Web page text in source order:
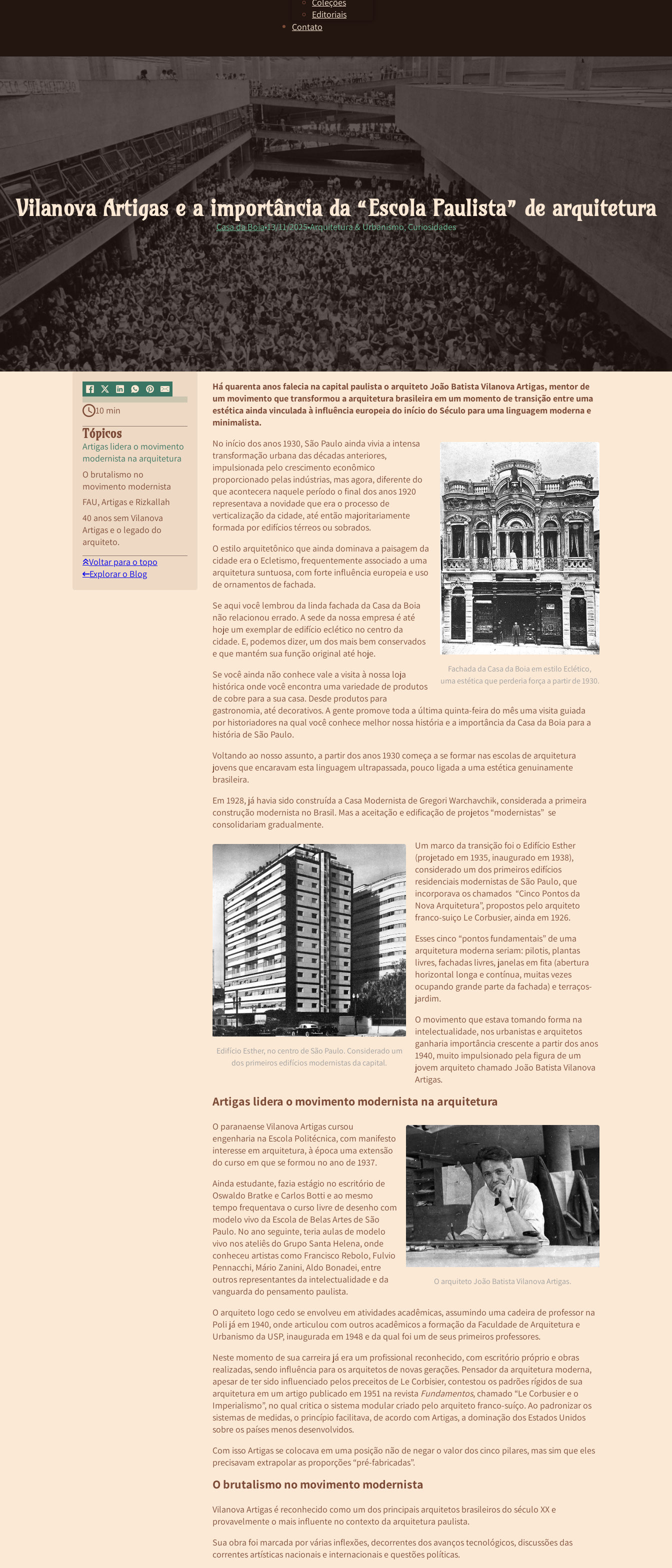
Editoriais
Contato
Vilanova Artigas e a importância da “Escola Paulista” de arquitetura
Casa da Boia 13/11/2025 Arquitetura & Urbanismo, Curiosidades
10 min
Tópicos
Artigas lidera o movimento
modernista na arquitetura
O brutalismo no
movimento modernista
FAU, Artigas e Rizkallah
40 anos sem Vilanova
Artigas e o legado do
arquiteto.
Voltar para o topo
Explorar o Blog
Há quarenta anos falecia na capital paulista o arquiteto João Batista Vilanova Artigas, mentor de
um movimento que transformou a arquitetura brasileira em um momento de transição entre uma
estética ainda vinculada à influência europeia do início do Século para uma linguagem moderna e
minimalista.
Fachada da Casa da Boia em estilo Eclético,
uma estética que perderia força a partir de 1930.
No início dos anos 1930, São Paulo ainda vivia a intensa
transformação urbana das décadas anteriores,
impulsionada pelo crescimento econômico
proporcionado pelas indústrias, mas agora, diferente do
que acontecera naquele período o final dos anos 1920
representava a novidade que era o processo de
verticalização da cidade, até então majoritariamente
formada por edifícios térreos ou sobrados.
O estilo arquitetônico que ainda dominava a paisagem da
cidade era o Ecletismo, frequentemente associado a uma
arquitetura suntuosa, com forte influência europeia e uso
de ornamentos de fachada.
Se aqui você lembrou da linda fachada da Casa da Boia
não relacionou errado. A sede da nossa empresa é até
hoje um exemplar de edifício eclético no centro da
cidade. E, podemos dizer, um dos mais bem conservados
e que mantém sua função original até hoje.
Se você ainda não conhece vale a visita à nossa loja
histórica onde você encontra uma variedade de produtos
de cobre para a sua casa. Desde produtos para
gastronomia, até decorativos. A gente promove toda a última quinta-feira do mês uma visita guiada
por historiadores na qual você conhece melhor nossa história e a importância da Casa da Boia para a
história de São Paulo.
Voltando ao nosso assunto, a partir dos anos 1930 começa a se formar nas escolas de arquitetura
jovens que encaravam esta linguagem ultrapassada, pouco ligada a uma estética genuinamente
brasileira.
Em 1928, já havia sido construída a Casa Modernista de Gregori Warchavchik, considerada a primeira
construção modernista no Brasil. Mas a aceitação e edificação de projetos “modernistas” se
consolidariam gradualmente.
Edifício Esther, no centro de São Paulo. Considerado um
dos primeiros edifícios modernistas da capital.
Um marco da transição foi o Edifício Esther
(projetado em 1935, inaugurado em 1938),
considerado um dos primeiros edifícios
residenciais modernistas de São Paulo, que
incorporava os chamados “Cinco Pontos da
Nova Arquitetura”, propostos pelo arquiteto
franco-suiço Le Corbusier, ainda em 1926.
Esses cinco “pontos fundamentais” de uma
arquitetura moderna seriam: pilotis, plantas
livres, fachadas livres, janelas em fita (abertura
horizontal longa e contínua, muitas vezes
ocupando grande parte da fachada) e terraços-
jardim.
O movimento que estava tomando forma na
intelectualidade, nos urbanistas e arquitetos
ganharia importância crescente a partir dos anos
1940, muito impulsionado pela figura de um
jovem arquiteto chamado João Batista Vilanova
Artigas.
Artigas lidera o movimento modernista na arquitetura
O arquiteto João Batista Vilanova Artigas.
O paranaense Vilanova Artigas cursou
engenharia na Escola Politécnica, com manifesto
interesse em arquitetura, à época uma extensão
do curso em que se formou no ano de 1937.
Ainda estudante, fazia estágio no escritório de
Oswaldo Bratke e Carlos Botti e ao mesmo
tempo frequentava o curso livre de desenho com
modelo vivo da Escola de Belas Artes de São
Paulo. No ano seguinte, teria aulas de modelo
vivo nos ateliês do Grupo Santa Helena, onde
conheceu artistas como Francisco Rebolo, Fulvio
Pennacchi, Mário Zanini, Aldo Bonadei, entre
outros representantes da intelectualidade e da
vanguarda do pensamento paulista.
O arquiteto logo cedo se envolveu em atividades acadêmicas, assumindo uma cadeira de professor na
Poli já em 1940, onde articulou com outros acadêmicos a formação da Faculdade de Arquitetura e
Urbanismo da USP, inaugurada em 1948 e da qual foi um de seus primeiros professores.
Neste momento de sua carreira já era um profissional reconhecido, com escritório próprio e obras
realizadas, sendo influência para os arquitetos de novas gerações. Pensador da arquitetura moderna,
apesar de ter sido influenciado pelos preceitos de Le Corbisier, contestou os padrões rígidos de sua
arquitetura em um artigo publicado em 1951 na revista Fundamentos, chamado “Le Corbusier e o
Imperialismo”, no qual critica o sistema modular criado pelo arquiteto franco-suíço. Ao padronizar os
sistemas de medidas, o princípio facilitava, de acordo com Artigas, a dominação dos Estados Unidos
sobre os países menos desenvolvidos.
Com isso Artigas se colocava em uma posição não de negar o valor dos cinco pilares, mas sim que eles
precisavam extrapolar as proporções “pré-fabricadas”.
O brutalismo no movimento modernista
Vilanova Artigas é reconhecido como um dos principais arquitetos brasileiros do século XX e
provavelmente o mais influente no contexto da arquitetura paulista.
Sua obra foi marcada por várias inflexões, decorrentes dos avanços tecnológicos, discussões das
correntes artísticas nacionais e internacionais e questões políticas.